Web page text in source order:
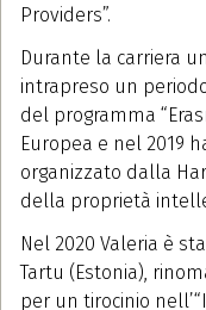
Providers”.
Durante la carriera
intrapreso un
del programma
Europea e nel 2019
organizzato dalla
della proprietà
Nel 2020 Valeria è
Tartu (Estonia),
per un tirocinio